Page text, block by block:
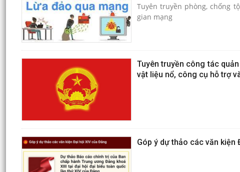
Tuyên truyền phòng, chống
gian mạng
Tuyên truyền công tác
vật liệu nổ, công cụ hỗ trợ
Góp ý dự thảo các văn kiện